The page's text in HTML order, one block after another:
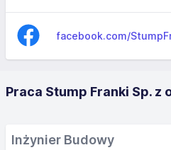
facebook.com/
Praca Stump Franki Sp.
Inżynier Budowy